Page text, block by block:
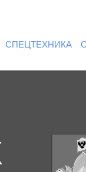
СПЕЦТЕХНИКА